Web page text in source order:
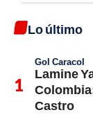
Lo último
Gol Caracol
Lamine
Castro